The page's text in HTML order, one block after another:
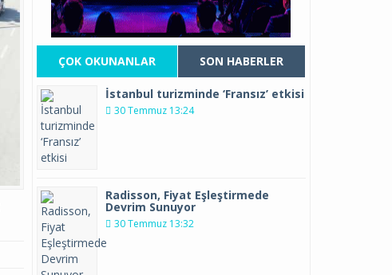
ÇOK OKUNANLAR SON HABERLER
İstanbul turizminde ‘Fransız’ etkisi
30 Temmuz 13:24
Radisson, Fiyat Eşleştirmede
Devrim Sunuyor
30 Temmuz 13:32